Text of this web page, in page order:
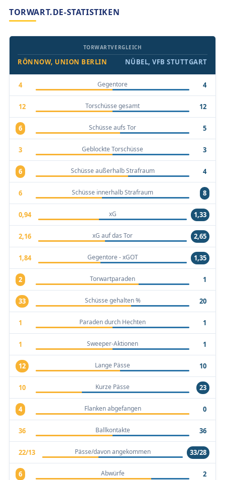
TORWART.DE-STATISTIKEN
RÖNNOW, UNION BERLIN
TORWARTVERGLEICH
NÜBEL, VFB STUTTGART
4 Gegentore 4
12 Torschüsse gesamt 12
6 Schüsse aufs Tor 5
3 Geblockte Torschüsse 3
6 Schüsse außerhalb Strafraum 4
6 Schüsse innerhalb Strafraum 8
0,94 xG 1,33
2,16 xG auf das Tor 2,65
1,84 Gegentore - xGOT 1,35
2 Torwartparaden 1
33 Schüsse gehalten % 20
1 Paraden durch Hechten 1
1 Sweeper-Aktionen 1
12 Lange Pässe 10
10 Kurze Pässe 23
4 Flanken abgefangen 0
36 Ballkontakte 36
22/13 Pässe/davon angekommen 33/28
6 Abwürfe 2